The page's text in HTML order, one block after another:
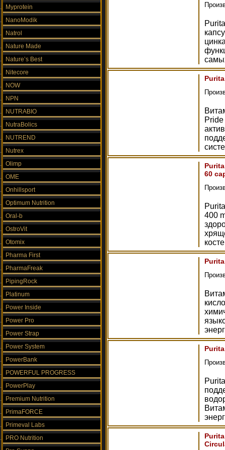
Myprotein
NanoModik
Natrol
Nature Made
Nature’s Best
Nitecore
NOW
NPN
NUTRABIO
NutraBolics
NUTREND
Nutrex
Olimp
OME
Onhillsport
Optimum Nutrition
Oral-b
OstroVit
Otomix
Pharma First
PharmaFreak
PipingRock
Platinum
Power Inside
Power Pro
Power Strap
Power System
PowerBank
POWERFUL PROGRESS
PowerPlay
Premium Nutrition
PrimaFORCE
Primeval Labs
PRO Nutrition
60
400